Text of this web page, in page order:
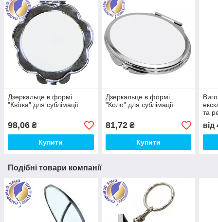
Дзеркальце в формі
"Квітка" для сублімації
98,06 ₴
Купити
Дзеркальце в формі
"Коло" для сублімації
81,72₴
Купити
та
від
Подібні товари компанії